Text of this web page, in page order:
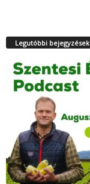
Legutóbbi bejegyzések